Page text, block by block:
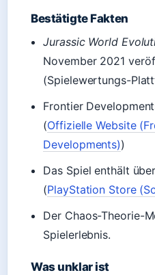
Bestätigte Fakten
Jurassic World
November 2021
(Spielewertungs-
Frontier
(Offizielle Website
Developments))
Das Spiel enthält
(PlayStation Store
Der Chaos-Theorie-
Spielerlebnis.
Was unklar ist